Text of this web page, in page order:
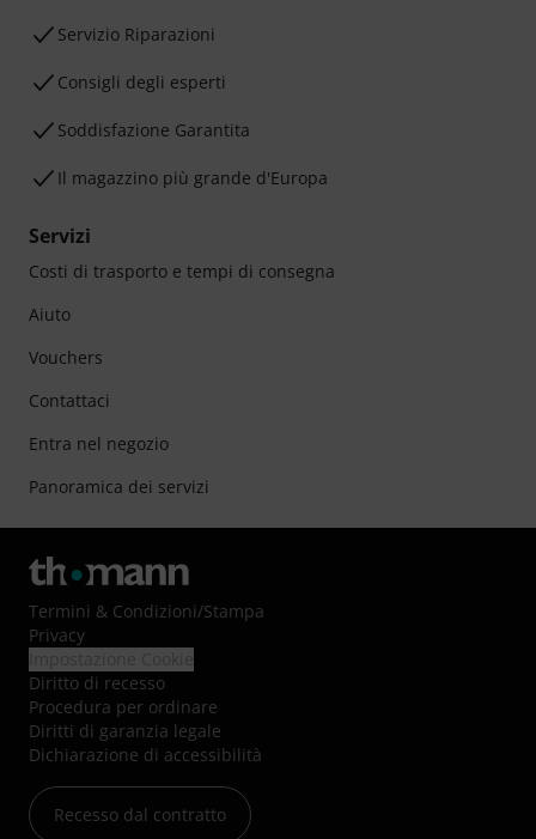
Servizio Riparazioni
Consigli degli esperti
Soddisfazione Garantita
Il magazzino più grande d'Europa
Servizi
Costi di trasporto e tempi di consegna
Aiuto
Vouchers
Contattaci
Entra nel negozio
Panoramica dei servizi
Termini & Condizioni/Stampa
Privacy
Diritto di recesso
Procedura per ordinare
Diritti di garanzia legale
Dichiarazione di accessibilità
Recesso dal contratto